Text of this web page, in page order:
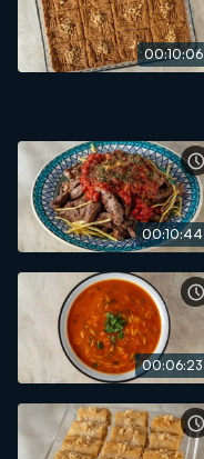
00:10:06
00:10:44
00:06:23